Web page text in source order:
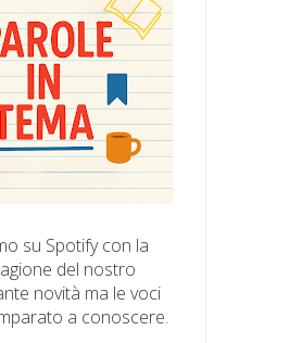
su Spotify con la
del nostro
novità ma le voci
a conoscere.